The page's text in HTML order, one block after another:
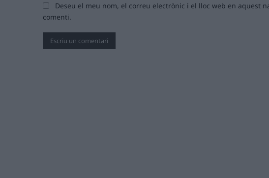
Deseu el meu nom, el correu electrònic i el lloc web en aquest
comenti.